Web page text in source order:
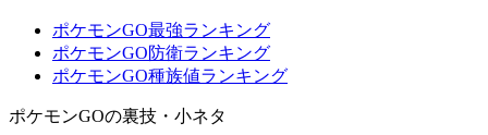
ポケモンGO最強ランキング
ポケモンGO防衛ランキング
ポケモンGO種族値ランキング
ポケモンGOの裏技・小ネタ